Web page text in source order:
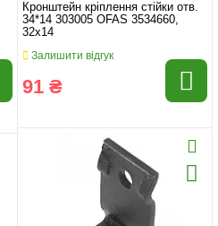
Кронштейн кріплення стійки отв.
34*14 303005 OFAS 3534660,
32x14
Залишити відгук
91 ₴